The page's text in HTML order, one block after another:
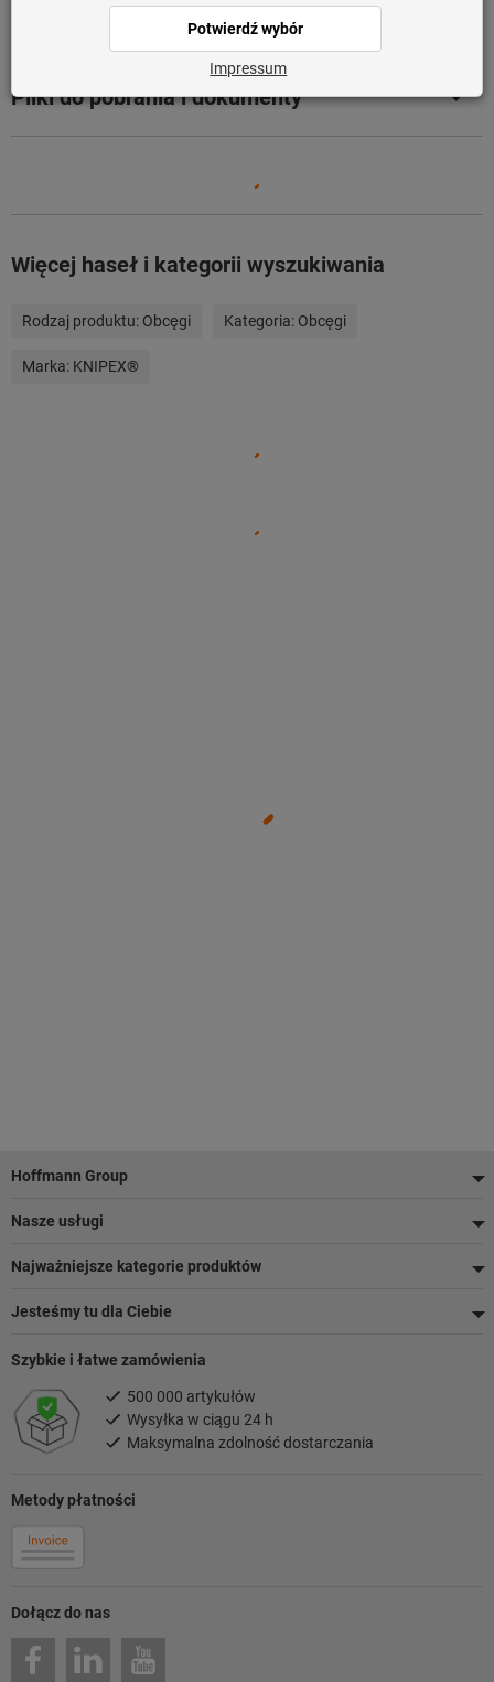
Pliki do pobrania i dokumenty
Więcej haseł i kategorii wyszukiwania
Rodzaj produktu: Obcęgi Kategoria: Obcęgi
Marka: KNIPEX®
Stopka
Hoffmann Group
Nasze usługi
Najważniejsze kategorie produktów
Jesteśmy tu dla Ciebie
Dołącz do nas
Metody płatności
Szybkie i łatwe zamówienia
500 000 artykułów
Wysyłka w ciągu 24 h
Maksymalna zdolność dostarczania